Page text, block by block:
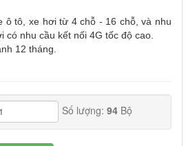
ô tô, xe hơi từ 4 chỗ - 16 chỗ, và nhu
có nhu cầu kết nối 4G tốc độ cao.
12 tháng.
Số lượng: 94Bộ